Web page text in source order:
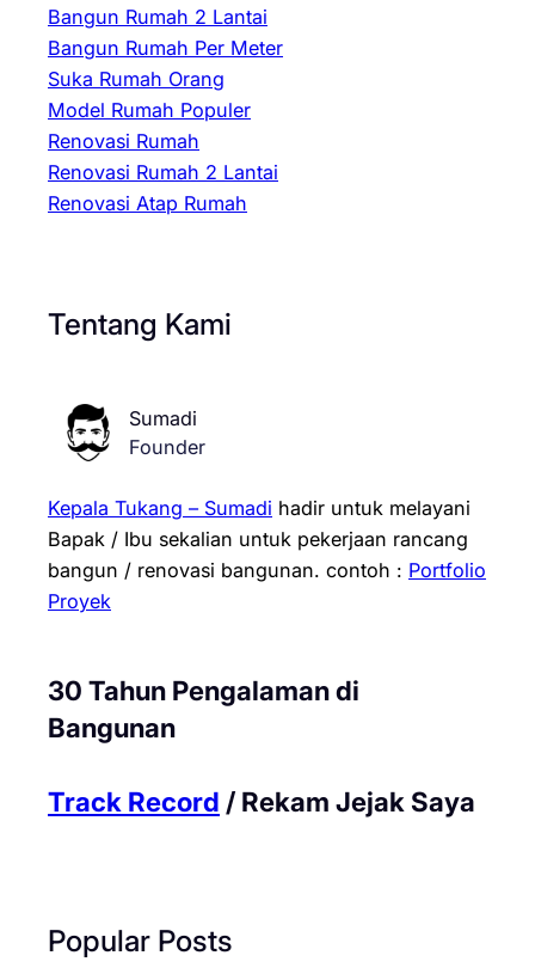
Bangun Rumah 2 Lantai
Bangun Rumah Per Meter
Suka Rumah Orang
Model Rumah Populer
Renovasi Rumah
Renovasi Rumah 2 Lantai
Renovasi Atap Rumah
Tentang Kami
Sumadi
Founder
Kepala Tukang – Sumadi hadir untuk melayani
Bapak / Ibu sekalian untuk pekerjaan rancang
bangun / renovasi bangunan. contoh : Portfolio
Proyek
30 Tahun Pengalaman di
Bangunan
Track Record / Rekam Jejak Saya
Popular Posts